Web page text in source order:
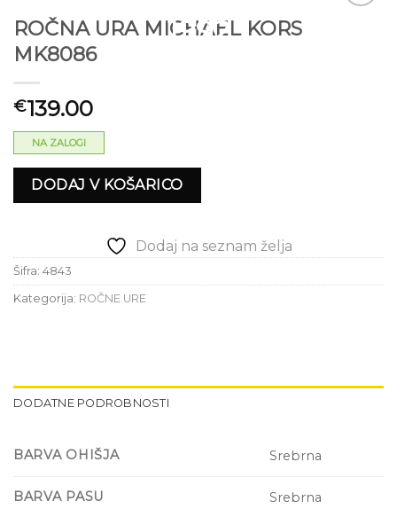
ROČNA URA MICHAEL KORS
MK8086
€139.00
NA ZALOGI
DODAJ V KOŠARICO
Dodaj na seznam želja
Šifra: 4843
Kategorija: ROČNE URE
DODATNE PODROBNOSTI
BARVA OHIŠJA Srebrna
BARVA PASU Srebrna